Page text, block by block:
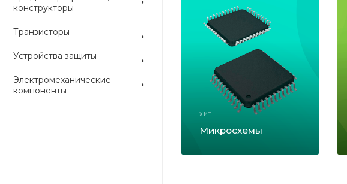
конструкторы
Транзисторы
Устройства защиты
Электромеханические
компоненты
ХИТ
Микросхемы